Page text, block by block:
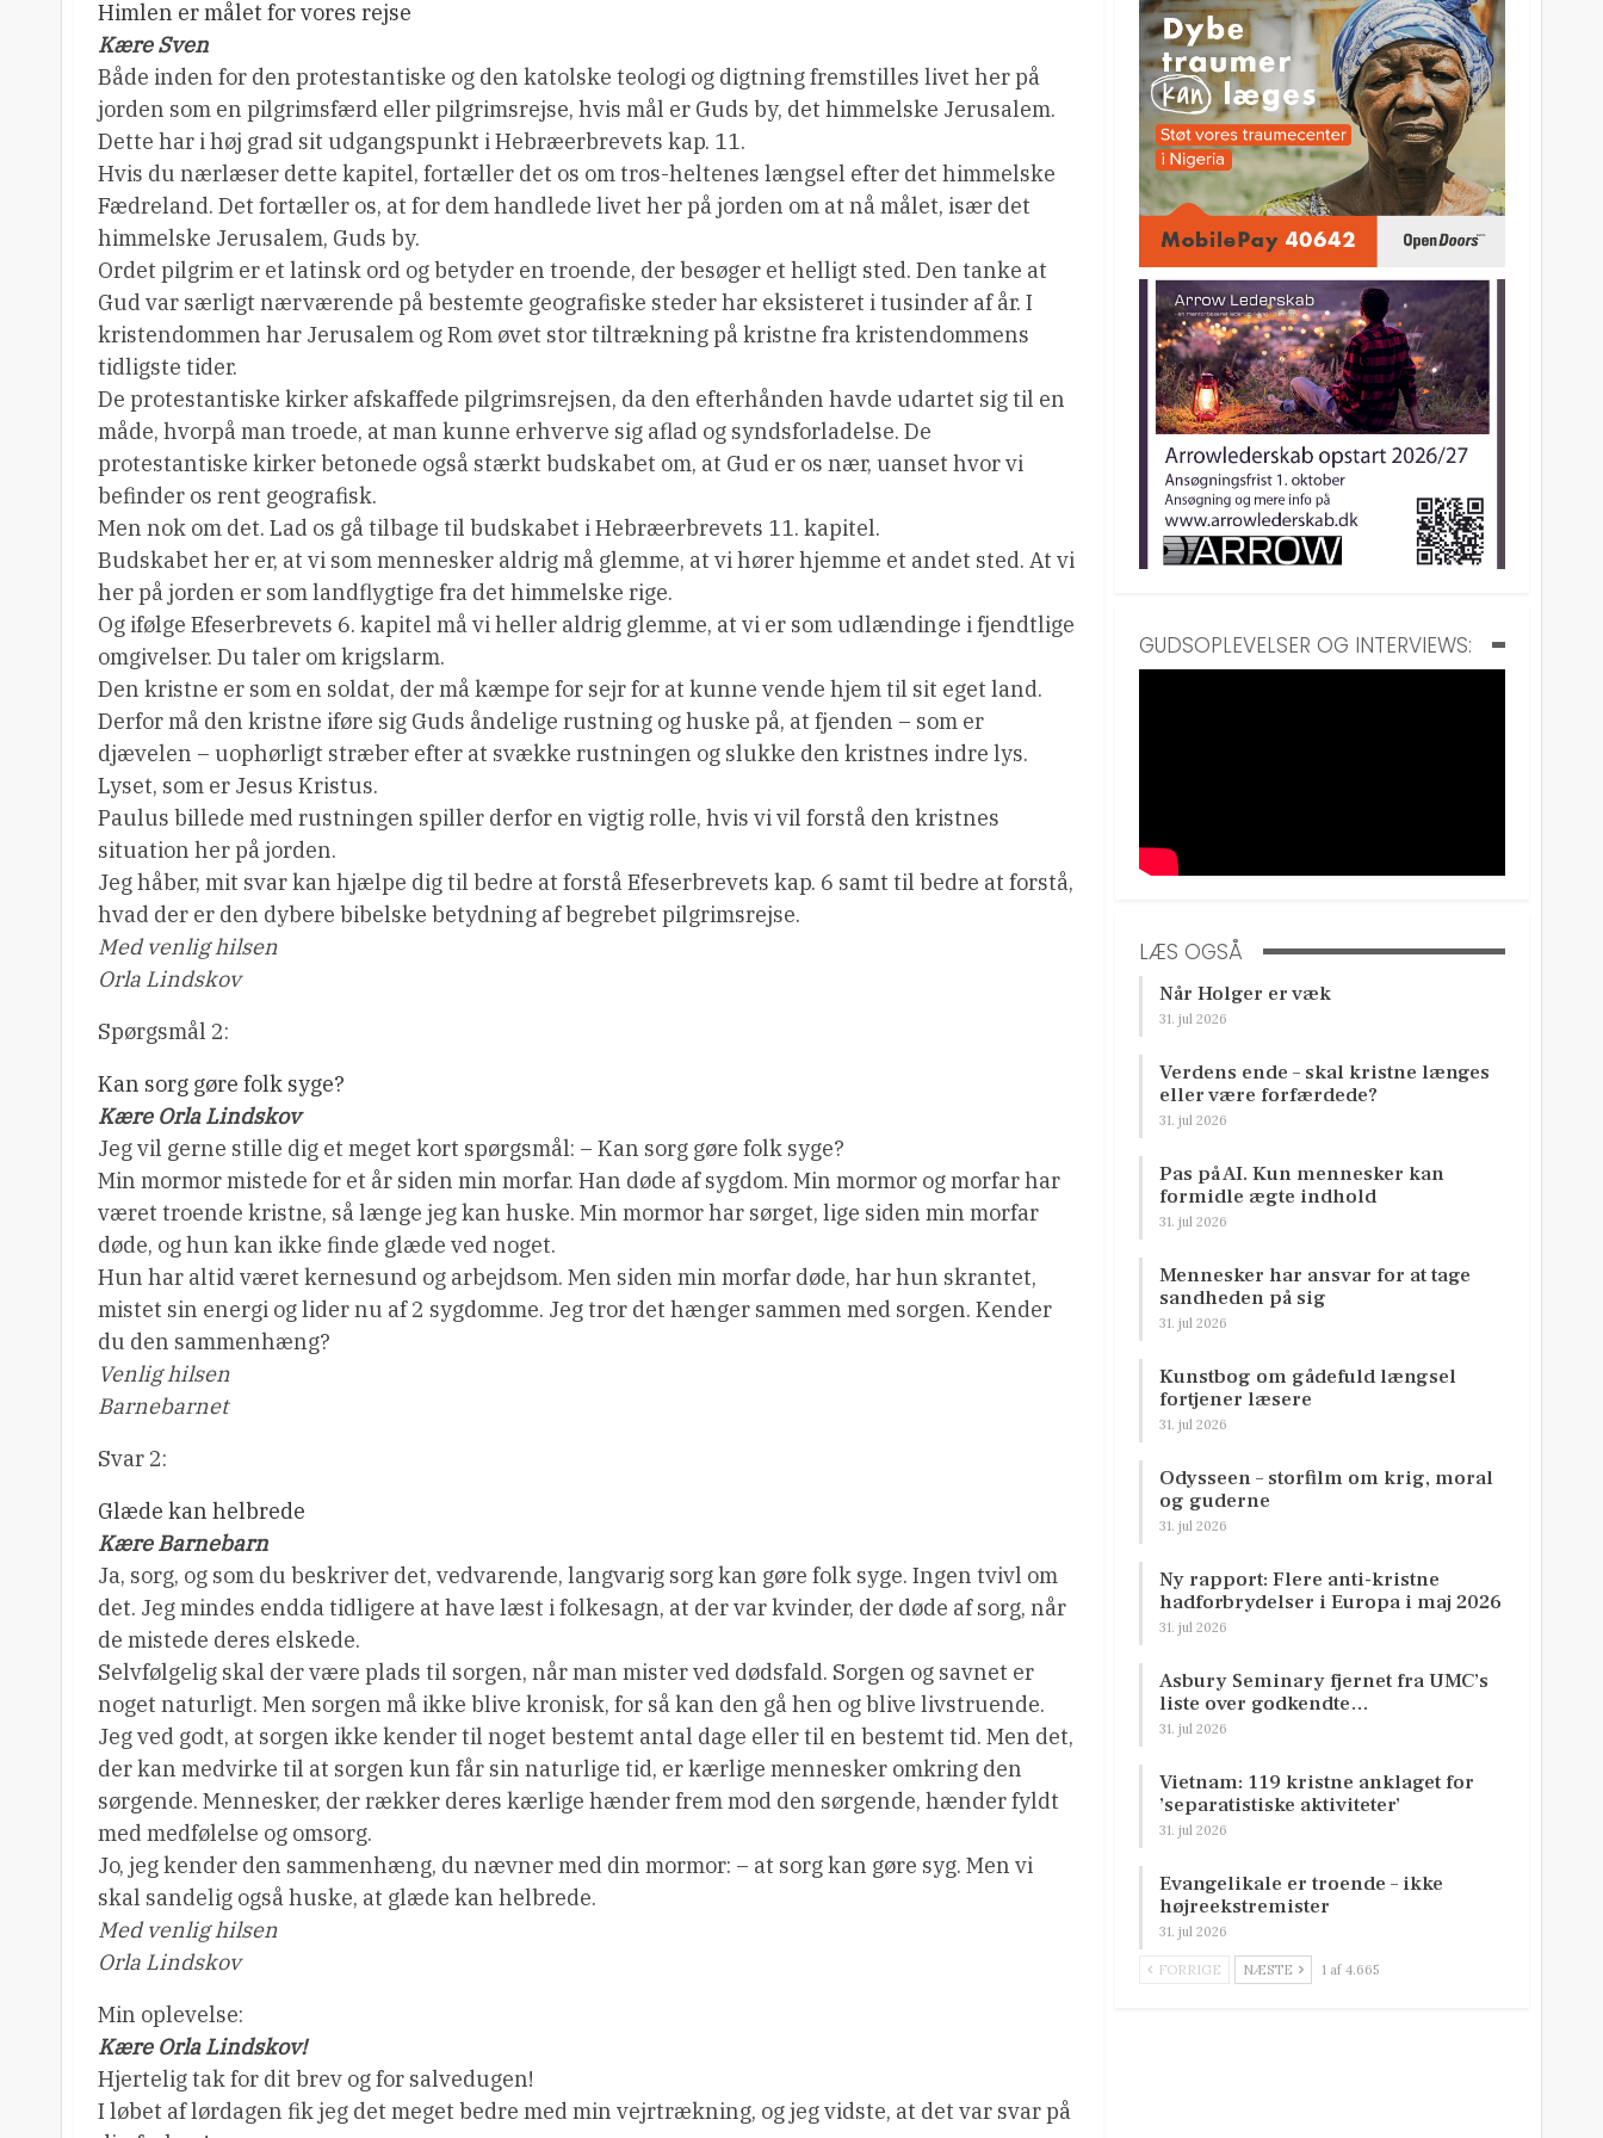
Himlen er målet for vores rejse
Kære Sven
Både inden for den protestantiske og den katolske teologi og digtning fremstilles livet her på
jorden som en pilgrimsfærd eller pilgrimsrejse, hvis mål er Guds by, det himmelske Jerusalem.
Dette har i høj grad sit udgangspunkt i Hebræerbrevets kap. 11.
Hvis du nærlæser dette kapitel, fortæller det os om tros-heltenes længsel efter det himmelske
Fædreland. Det fortæller os, at for dem handlede livet her på jorden om at nå målet, især det
himmelske Jerusalem, Guds by.
Ordet pilgrim er et latinsk ord og betyder en troende, der besøger et helligt sted. Den tanke at
Gud var særligt nærværende på bestemte geografiske steder har eksisteret i tusinder af år. I
kristendommen har Jerusalem og Rom øvet stor tiltrækning på kristne fra kristendommens
tidligste tider.
De protestantiske kirker afskaffede pilgrimsrejsen, da den efterhånden havde udartet sig til en
måde, hvorpå man troede, at man kunne erhverve sig aflad og syndsforladelse. De
protestantiske kirker betonede også stærkt budskabet om, at Gud er os nær, uanset hvor vi
befinder os rent geografisk.
Men nok om det. Lad os gå tilbage til budskabet i Hebræerbrevets 11. kapitel.
Budskabet her er, at vi som mennesker aldrig må glemme, at vi hører hjemme et andet sted. At vi
her på jorden er som landflygtige fra det himmelske rige.
Og ifølge Efeserbrevets 6. kapitel må vi heller aldrig glemme, at vi er som udlændinge i fjendtlige
omgivelser. Du taler om krigslarm.
Den kristne er som en soldat, der må kæmpe for sejr for at kunne vende hjem til sit eget land.
Derfor må den kristne iføre sig Guds åndelige rustning og huske på, at fjenden – som er
djævelen – uophørligt stræber efter at svække rustningen og slukke den kristnes indre lys.
Lyset, som er Jesus Kristus.
Paulus billede med rustningen spiller derfor en vigtig rolle, hvis vi vil forstå den kristnes
situation her på jorden.
Jeg håber, mit svar kan hjælpe dig til bedre at forstå Efeserbrevets kap. 6 samt til bedre at forstå,
hvad der er den dybere bibelske betydning af begrebet pilgrimsrejse.
Med venlig hilsen
Orla Lindskov
Spørgsmål 2:
Kan sorg gøre folk syge?
Kære Orla Lindskov
Jeg vil gerne stille dig et meget kort spørgsmål: – Kan sorg gøre folk syge?
Min mormor mistede for et år siden min morfar. Han døde af sygdom. Min mormor og morfar har
været troende kristne, så længe jeg kan huske. Min mormor har sørget, lige siden min morfar
døde, og hun kan ikke finde glæde ved noget.
Hun har altid været kernesund og arbejdsom. Men siden min morfar døde, har hun skrantet,
mistet sin energi og lider nu af 2 sygdomme. Jeg tror det hænger sammen med sorgen. Kender
du den sammenhæng?
Venlig hilsen
Barnebarnet
Svar 2:
Glæde kan helbrede
Kære Barnebarn
Ja, sorg, og som du beskriver det, vedvarende, langvarig sorg kan gøre folk syge. Ingen tvivl om
det. Jeg mindes endda tidligere at have læst i folkesagn, at der var kvinder, der døde af sorg, når
de mistede deres elskede.
Selvfølgelig skal der være plads til sorgen, når man mister ved dødsfald. Sorgen og savnet er
noget naturligt. Men sorgen må ikke blive kronisk, for så kan den gå hen og blive livstruende.
Jeg ved godt, at sorgen ikke kender til noget bestemt antal dage eller til en bestemt tid. Men det,
der kan medvirke til at sorgen kun får sin naturlige tid, er kærlige mennesker omkring den
sørgende. Mennesker, der rækker deres kærlige hænder frem mod den sørgende, hænder fyldt
med medfølelse og omsorg.
Jo, jeg kender den sammenhæng, du nævner med din mormor: – at sorg kan gøre syg. Men vi
skal sandelig også huske, at glæde kan helbrede.
Med venlig hilsen
Orla Lindskov
Min oplevelse:
Kære Orla Lindskov!
Hjertelig tak for dit brev og for salvedugen!
I løbet af lørdagen fik jeg det meget bedre med min vejrtrækning, og jeg vidste, at det var svar på
GUDSOPLEVELSER OG INTERVIEWS:
LÆS OGSÅ
Når Holger er væk
31. jul 2026
Verdens ende – skal kristne længes
eller være forfærdede?
31. jul 2026
Pas på AI. Kun mennesker kan
formidle ægte indhold
31. jul 2026
Mennesker har ansvar for at tage
sandheden på sig
31. jul 2026
Kunstbog om gådefuld længsel
fortjener læsere
31. jul 2026
Odysseen – storfilm om krig, moral
og guderne
31. jul 2026
Ny rapport: Flere anti-kristne
hadforbrydelser i Europa i maj 2026
31. jul 2026
Asbury Seminary fjernet fra UMC’s
liste over godkendte…
31. jul 2026
Vietnam: 119 kristne anklaget for
’separatistiske aktiviteter’
31. jul 2026
Evangelikale er troende – ikke
højreekstremister
31. jul 2026
FORRIGE NÆSTE 1 af 4.665